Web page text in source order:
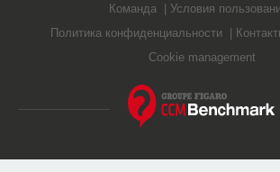
Команда
Условия
Политика конфиденциальности
Cookie management